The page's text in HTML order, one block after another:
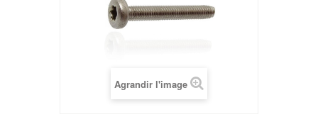
Agrandir l'image